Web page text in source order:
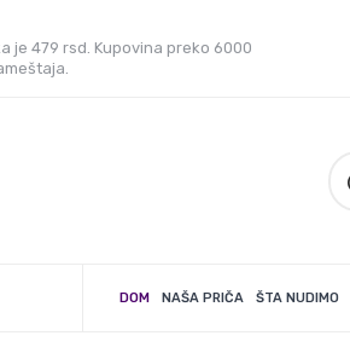
je 479 rsd. Kupovina preko 6000
DOM NAŠA PRIČA ŠTA NUDIMO